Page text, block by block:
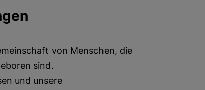
von Menschen, die
sind.
und unsere